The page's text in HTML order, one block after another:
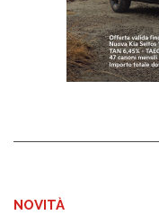
NOVITÀ